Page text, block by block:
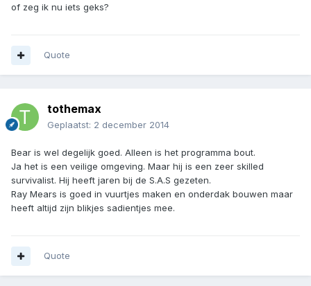
of zeg ik nu iets geks?
Quote
tothemax
Geplaatst: 2 december 2014
Bear is wel degelijk goed. Alleen is het programma bout.
Ja het is een veilige omgeving. Maar hij is een zeer skilled
survivalist. Hij heeft jaren bij de S.A.S gezeten.
Ray Mears is goed in vuurtjes maken en onderdak bouwen maar
heeft altijd zijn blikjes sadientjes mee.
Quote